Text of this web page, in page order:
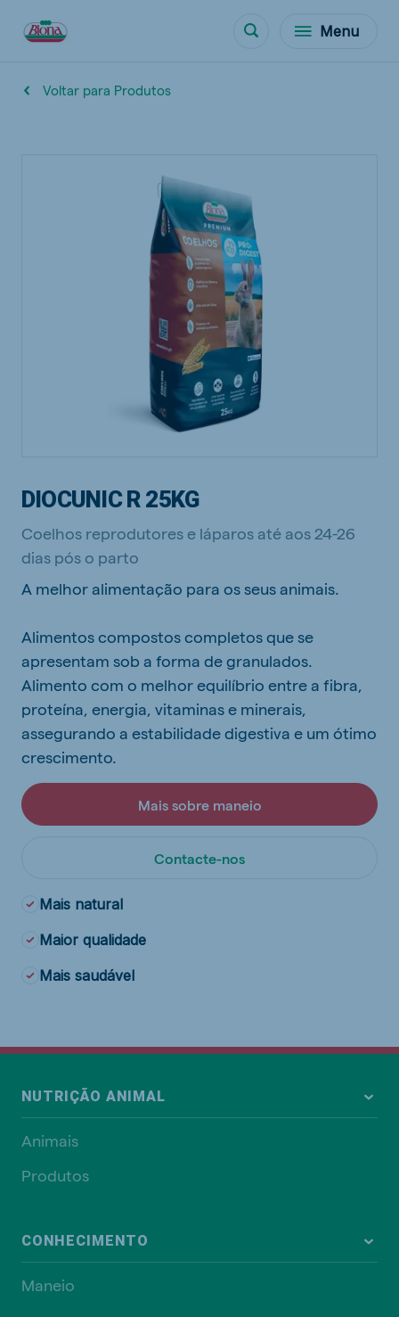
Menu
Voltar para Produtos
DIOCUNIC R 25KG
Coelhos reprodutores e láparos até aos 24-26
dias pós o parto
A melhor alimentação para os seus animais.
Alimentos compostos completos que se
apresentam sob a forma de granulados.
Alimento com o melhor equilíbrio entre a fibra,
proteína, energia, vitaminas e minerais,
assegurando a estabilidade digestiva e um ótimo
crescimento.
Mais sobre maneio
Contacte-nos
Mais natural
Maior qualidade
Mais saudável
NUTRIÇÃO ANIMAL
Animais
Produtos
CONHECIMENTO
Maneio